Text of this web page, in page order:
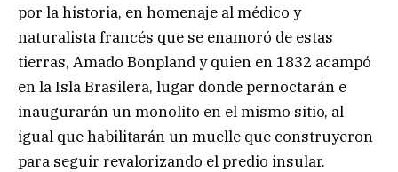
por la historia, en homenaje al médico y
naturalista francés que se enamoró de estas
tierras, Amado Bonpland y quien en 1832 acampó
en la Isla Brasilera, lugar donde pernoctarán e
inaugurarán un monolito en el mismo sitio, al
igual que habilitarán un muelle que construyeron
para seguir revalorizando el predio insular.